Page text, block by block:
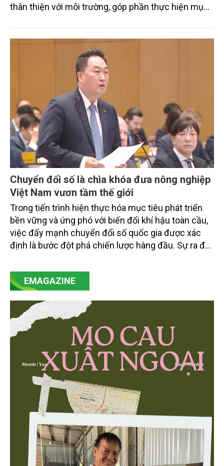
thân thiện với môi trường, góp phần thực hiện mục
trình thu hút sự tham gia của đông đảo đại biểu đến
từ các cơ quan quản lý nhà nước, đơn vị nghiên cứu,
doanh nghiệp, hợp tác xã và nông dân đang trực
tiếp triển khai mô hình sản xuất lúa phát thải thấp.
Chuyển đổi số là chìa khóa đưa nông nghiệp
Việt Nam vươn tầm thế giới
Trong tiến trình hiện thực hóa mục tiêu phát triển
bền vững và ứng phó với biến đổi khí hậu toàn cầu,
việc đẩy mạnh chuyển đổi số quốc gia được xác
định là bước đột phá chiến lược hàng đầu. Sự ra đời
mạnh mẽ, thúc đẩy quá trình cải cách toàn diện,
minh bạch hóa chuỗi cung ứng và nâng cao hiệu
then chốt là nông nghiệp và môi trường.
EMAGAZINE